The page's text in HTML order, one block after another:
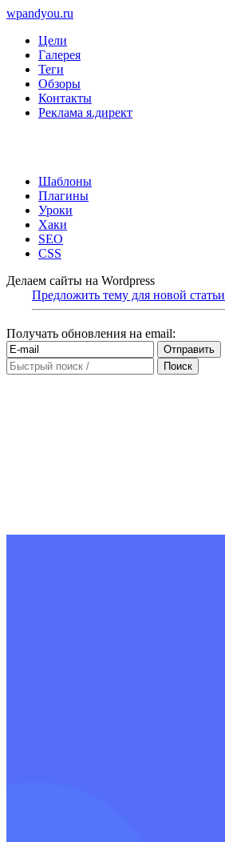
wpandyou.ru
Цели
Галерея
Теги
Обзоры
Контакты
Реклама я.директ
Шаблоны
Плагины
Уроки
Хаки
SEO
CSS
Делаем сайты на Wordpress
Предложить тему для новой статьи
Получать обновления на email: